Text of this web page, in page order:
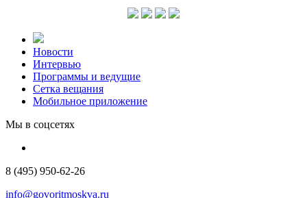
Новости
Интервью
Программы и ведущие
Сетка вещания
Мобильное приложение
Мы в соцсетях
8 (495) 950-62-26
info@govoritmoskva.ru